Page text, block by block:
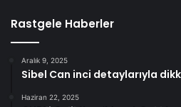
Rastgele Haberler
Aralık 9, 2025
Sibel Can inci detaylarıyla
Haziran 22, 2025